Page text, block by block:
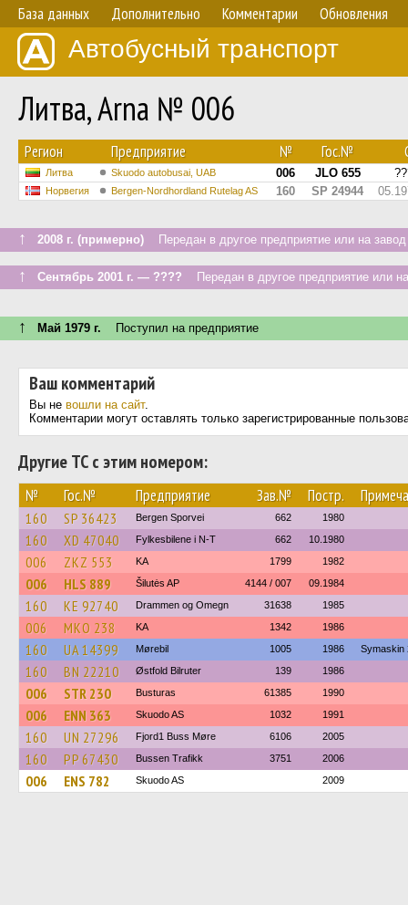
База данных Дополнительно Комментарии Обновления
Автобусный транспорт
Литва, Arna № 006
Регион Предприятие № Гос.№
Литва Skuodo autobusai, UAB 006 JLO 655
Норвегия Bergen-Nordhordland Rutelag AS 160 SP 24944
↑ 2008 г. (примерно) Передан в другое предприятие или на завод
↑ Сентябрь 2001 г. — ???? Передан в другое предприятие или
↑ Май 1979 г. Поступил на предприятие
Ваш комментарий
Вы не вошли на сайт.
Комментарии могут оставлять только зарегистрированные
Другие ТС с этим номером:
№ Гос.№ Предприятие Зав.№ Постр.
160 SP 36423 Bergen Sporvei 662 1980
160 XD 47040 Fylkesbilene i N-T 662 10.1980
006 ZKZ 553 KA 1799 1982
006 HLS 889 Šilutės AP 4144 / 007 09.1984
160 KE 92740 Drammen og Omegn 31638 1985
006 MKO 238 KA 1342 1986
160 UA 14399 Mørebil 1005 1986 Symaskin
160 BN 22210 Østfold Bilruter 139 1986
006 STR 230 Busturas 61385 1990
006 ENN 363 Skuodo AS 1032 1991
160 UN 27296 Fjord1 Buss Møre 6106 2005
160 PP 67430 Bussen Trafikk 3751 2006
006 ENS 782 Skuodo AS 2009